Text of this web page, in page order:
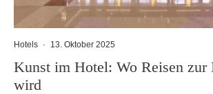
Hotels · 13. Oktober 2025
Kunst im Hotel: Wo Reisen zur
wird